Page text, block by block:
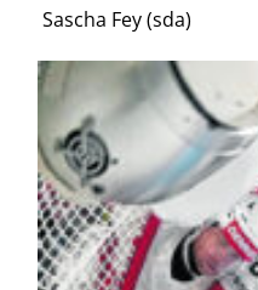
Sascha Fey (sda)